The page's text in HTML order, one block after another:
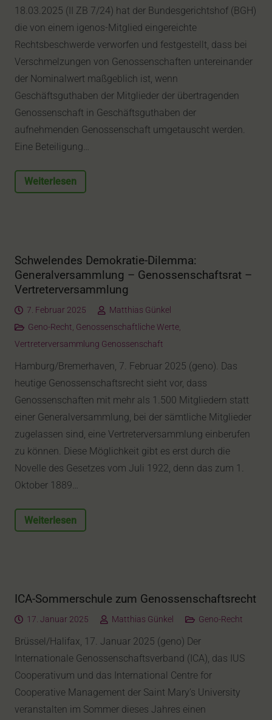
18.03.2025 (II ZB 7/24) hat der Bundesgerichtshof (BGH)
die von einem igenos-Mitglied eingereichte
Rechtsbeschwerde verworfen und festgestellt, dass bei
Verschmelzungen von Genossenschaften untereinander
der Nominalwert maßgeblich ist, wenn
Geschäftsguthaben der Mitglieder der übertragenden
Genossenschaft in Geschäftsguthaben der
aufnehmenden Genossenschaft umgetauscht werden.
Eine Beteiligung…
Weiterlesen
Schwelendes Demokratie-Dilemma:
Generalversammlung – Genossenschaftsrat –
Vertreterversammlung
7. Februar 2025
Matthias Günkel
Geno-Recht, Genossenschaftliche Werte,
Vertreterversammlung Genossenschaft
Hamburg/Bremerhaven, 7. Februar 2025 (geno). Das
heutige Genossenschaftsrecht sieht vor, dass
Genossenschaften mit mehr als 1.500 Mitgliedern statt
einer Generalversammlung, bei der sämtliche Mitglieder
zugelassen sind, eine Vertreterversammlung einberufen
zu können. Diese Möglichkeit gibt es erst durch die
Novelle des Gesetzes vom Juli 1922, denn das zum 1.
Oktober 1889…
Weiterlesen
ICA-Sommerschule zum Genossenschaftsrecht
17. Januar 2025 Matthias Günkel Geno-Recht
Brüssel/Halifax, 17. Januar 2025 (geno) Der
Internationale Genossenschaftsverband (ICA), das IUS
Cooperativum und das International Centre for
Cooperative Management der Saint Mary’s University
veranstalten im Sommer dieses Jahres einen